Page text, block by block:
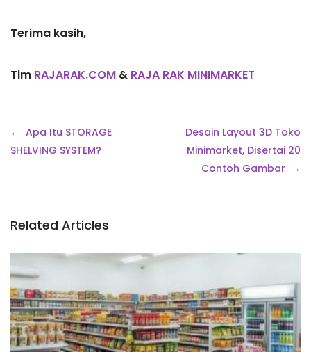
Terima kasih,
Tim RAJARAK.COM & RAJA RAK MINIMARKET
Navigasi
pos
Apa Itu STORAGE
SHELVING SYSTEM?
Desain Layout 3D Toko
Minimarket, Disertai 20
Contoh Gambar
Related Articles